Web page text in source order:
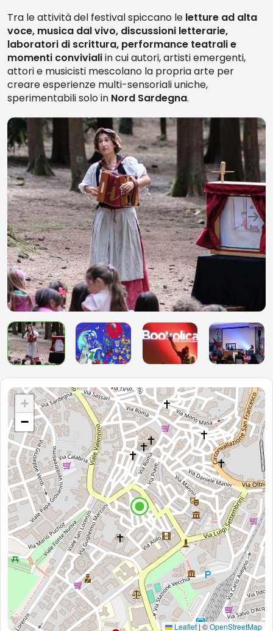
Tra le attività del festival spiccano le letture ad alta
voce, musica dal vivo, discussioni letterarie,
laboratori di scrittura, performance teatrali e
momenti convivialiin cui autori, artisti emergenti,
attori e musicisti mescolano la propria arte per
creare esperienze multi-sensoriali uniche,
sperimentabili solo in Nord Sardegna.
+
−
Leaflet|©OpenStreetMap